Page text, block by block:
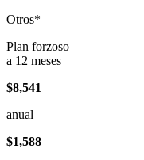
Otros*
Plan forzoso
a 12 meses
$8,541
anual
$1,588